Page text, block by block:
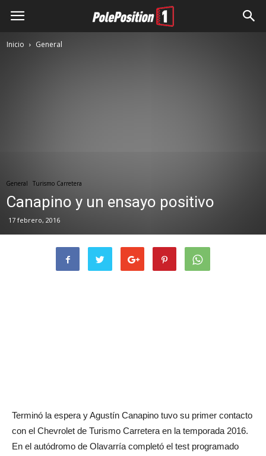
Inicio General
General Turismo Carretera
Canapino y un ensayo positivo
17 febrero, 2016
Terminó la espera y Agustín Canapino tuvo su primer contacto
con el Chevrolet de Turismo Carretera en la temporada 2016.
En el autódromo de Olavarría completó el test programado